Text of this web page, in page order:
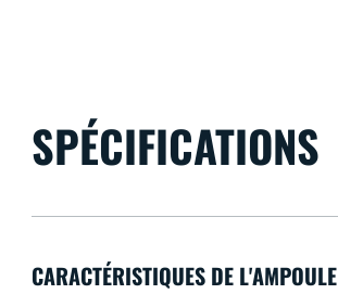
SPÉCIFICATIONS
CARACTÉRISTIQUES DE L'AMPOULE